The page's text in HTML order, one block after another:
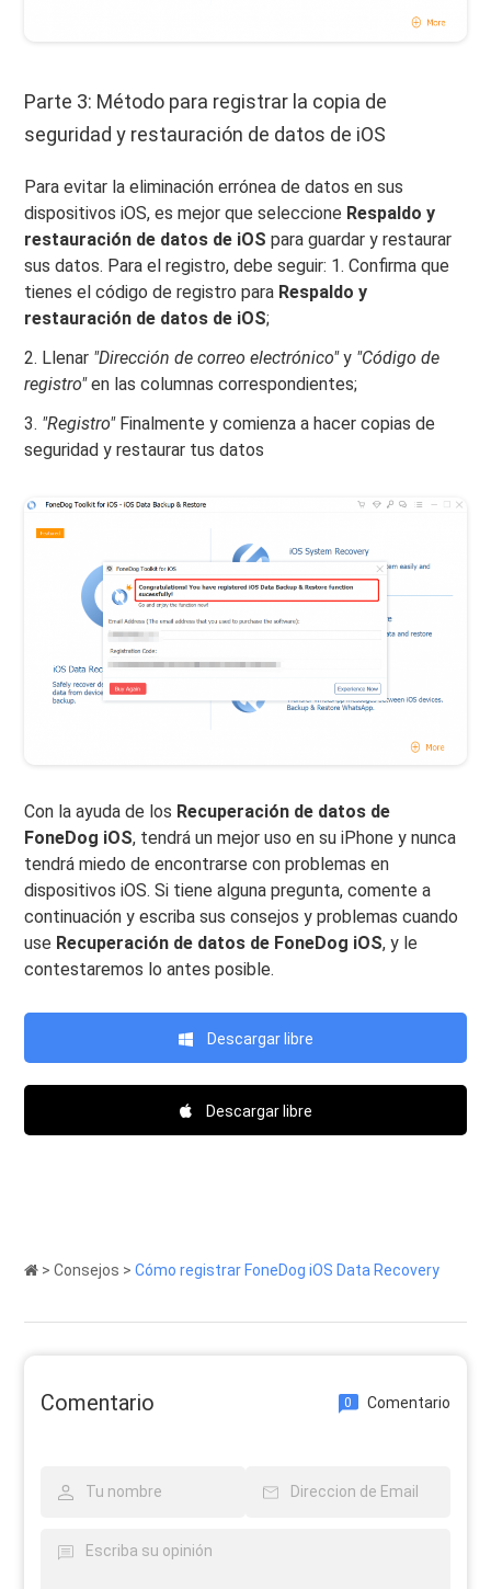
Parte 3: Método para registrar la copia de
seguridad y restauración de datos de iOS
Para evitar la eliminación errónea de datos en sus
dispositivos iOS, es mejor que seleccione Respaldo y
restauración de datos de iOS para guardar y restaurar
sus datos. Para el registro, debe seguir: 1. Confirma que
tienes el código de registro para Respaldo y
restauración de datos de iOS;
2. Llenar "Dirección de correo electrónico" y "Código de
registro"en las columnas correspondientes;
3. "Registro"Finalmente y comienza a hacer copias de
seguridad y restaurar tus datos
Con la ayuda de los Recuperación de datos de
FoneDog iOS, tendrá un mejor uso en su iPhone y nunca
tendrá miedo de encontrarse con problemas en
dispositivos iOS. Si tiene alguna pregunta, comente a
continuación y escriba sus consejos y problemas cuando
use Recuperación de datos de FoneDog iOS, y le
contestaremos lo antes posible.
Descargar libre
Descargar libre
>Consejos >Cómo registrar FoneDog iOS Data Recovery
Comentario 0 Comentario